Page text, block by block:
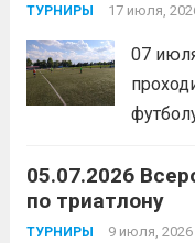
всех
ТУРНИРЫ 17 июля,
07
мячом
05.07.2026
по триатлону
ТУРНИРЫ 9 июля, 2026